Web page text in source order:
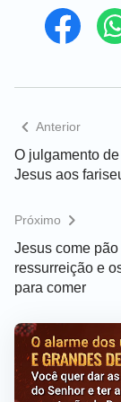
despertou as
tempo de um
humanidade
atribuídos à
Anterior
O julgamento
Jesus aos
Próximo
Jesus come
ressurreição e
para comer